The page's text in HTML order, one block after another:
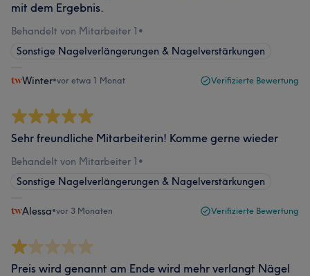
mit dem Ergebnis.
Behandelt von Mitarbeiter 1 •
Sonstige Nagelverlängerungen & Nagelverstärkungen
Winter•vor etwa 1 Monat Verifizierte Bewertung
Sehr freundliche Mitarbeiterin! Komme gerne wieder
Behandelt von Mitarbeiter 1 •
Sonstige Nagelverlängerungen & Nagelverstärkungen
Alessa•vor 3 Monaten Verifizierte Bewertung
Preis wird genannt am Ende wird mehr verlangt Nägel